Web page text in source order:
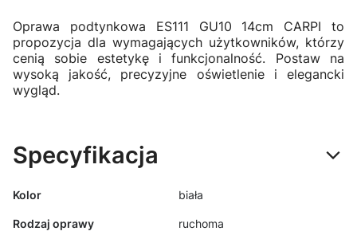
Oprawa podtynkowa ES111 GU10 14cm CARPI to
propozycja dla wymagających użytkowników, którzy
cenią sobie estetykę i funkcjonalność. Postaw na
wysoką jakość, precyzyjne oświetlenie i elegancki
wygląd.
Specyfikacja
Kolor biała
Rodzaj oprawy ruchoma